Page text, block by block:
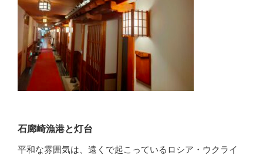
石廊崎漁港と灯台
平和な雰囲気は、遠くで起こっているロシア・ウクライ